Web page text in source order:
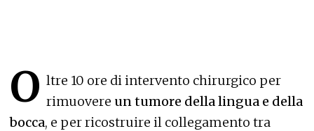
O ltre 10 ore di intervento chirurgico per
rimuovere un tumore della lingua e della
bocca, e per ricostruire il collegamento tra